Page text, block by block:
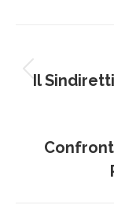
tra
post
Il